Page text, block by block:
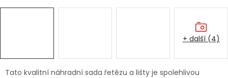
Značky
Tato kvalitní náhradní sada řetězu a lišty je spolehlivou
+ další (4)